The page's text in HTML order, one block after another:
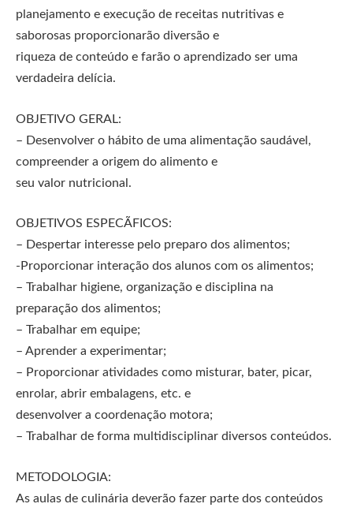
planejamento e execução de receitas nutritivas e
saborosas proporcionarão diversão e
riqueza de conteúdo e farão o aprendizado ser uma
verdadeira delícia.
OBJETIVO GERAL:
– Desenvolver o hábito de uma alimentação saudável,
compreender a origem do alimento e
seu valor nutricional.
OBJETIVOS ESPECÃFICOS:
– Despertar interesse pelo preparo dos alimentos;
-Proporcionar interação dos alunos com os alimentos;
– Trabalhar higiene, organização e disciplina na
preparação dos alimentos;
– Trabalhar em equipe;
– Aprender a experimentar;
– Proporcionar atividades como misturar, bater, picar,
enrolar, abrir embalagens, etc. e
desenvolver a coordenação motora;
– Trabalhar de forma multidisciplinar diversos conteúdos.
METODOLOGIA:
As aulas de culinária deverão fazer parte dos conteúdos